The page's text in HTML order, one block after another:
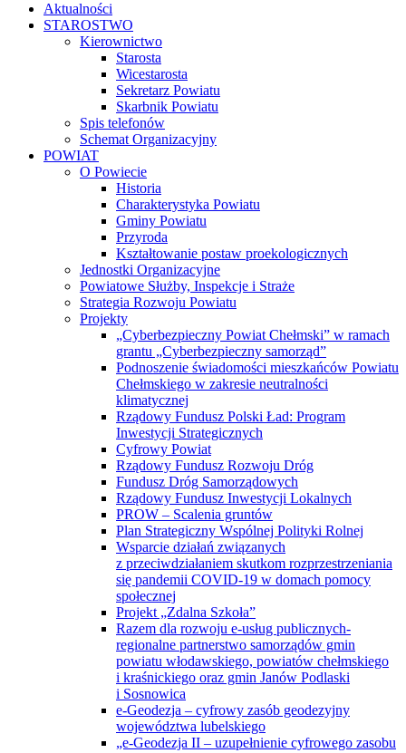
Aktualności
STAROSTWO
Kierownictwo
Starosta
Wicestarosta
Sekretarz Powiatu
Skarbnik Powiatu
Spis telefonów
Schemat Organizacyjny
POWIAT
O Powiecie
Historia
Charakterystyka Powiatu
Gminy Powiatu
Przyroda
Kształtowanie postaw proekologicznych
Jednostki Organizacyjne
Powiatowe Służby, Inspekcje i Straże
Strategia Rozwoju Powiatu
Projekty
„Cyberbezpieczny Powiat Chełmski” w ramach
grantu „Cyberbezpieczny samorząd”
Podnoszenie świadomości mieszkańców Powiatu
Chełmskiego w zakresie neutralności
klimatycznej
Rządowy Fundusz Polski Ład: Program
Inwestycji Strategicznych
Cyfrowy Powiat
Rządowy Fundusz Rozwoju Dróg
Fundusz Dróg Samorządowych
Rządowy Fundusz Inwestycji Lokalnych
PROW – Scalenia gruntów
Plan Strategiczny Wspólnej Polityki Rolnej
Wsparcie działań związanych
z przeciwdziałaniem skutkom rozprzestrzeniania
się pandemii COVID-19 w domach pomocy
społecznej
Projekt „Zdalna Szkoła”
Razem dla rozwoju e-usług publicznych-
regionalne partnerstwo samorządów gmin
powiatu włodawskiego, powiatów chełmskiego
i kraśnickiego oraz gmin Janów Podlaski
i Sosnowica
e-Geodezja – cyfrowy zasób geodezyjny
województwa lubelskiego
„e-Geodezja II – uzupełnienie cyfrowego zasobu